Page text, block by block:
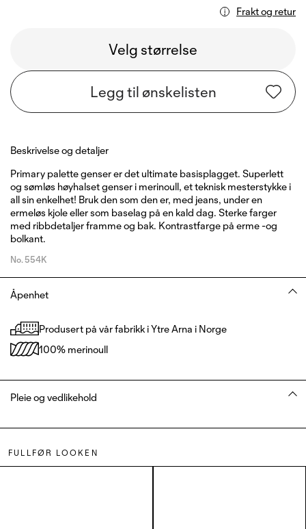
Frakt og retur
Velg størrelse
Legg til ønskelisten
Beskrivelse og detaljer
Primary palette genser er det ultimate basisplagget. Superlett
og sømløs høyhalset genser i merinoull, et teknisk mesterstykke i
all sin enkelhet! Bruk den som den er, med jeans, under en
ermeløs kjole eller som baselag på en kald dag. Sterke farger
med ribbdetaljer framme og bak. Kontrastfarge på erme -og
bolkant.
No. 554K
Åpenhet
Produsert på vår fabrikk i Ytre Arna i Norge
100% merinoull
Pleie og vedlikehold
FULLFØR LOOKEN